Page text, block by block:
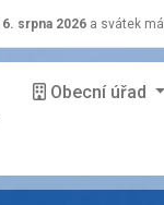
6. srpna 2026a svátek má
Obecní úřad